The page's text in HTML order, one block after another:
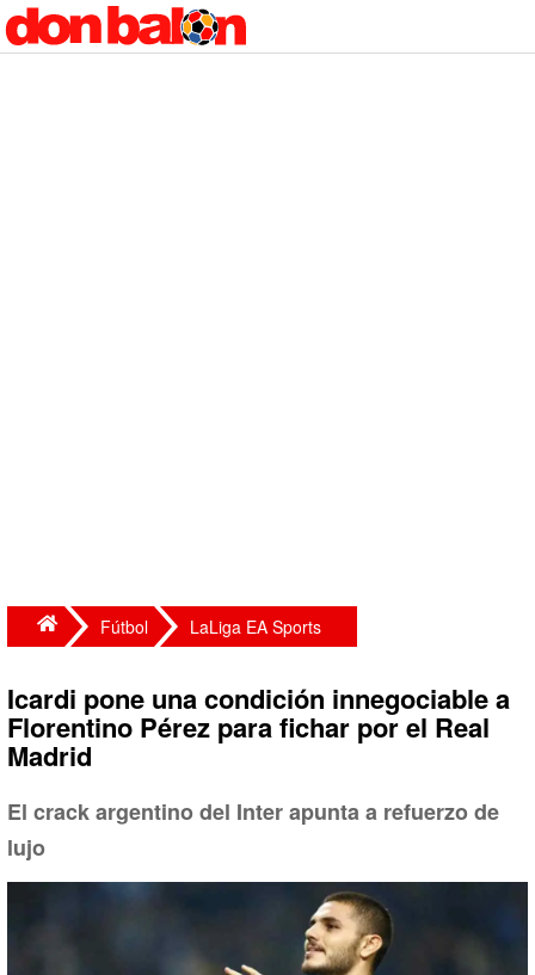
Fútbol LaLiga EA Sports
Icardi pone una condición innegociable a
Florentino Pérez para fichar por el Real
Madrid
El crack argentino del Inter apunta a refuerzo de
lujo